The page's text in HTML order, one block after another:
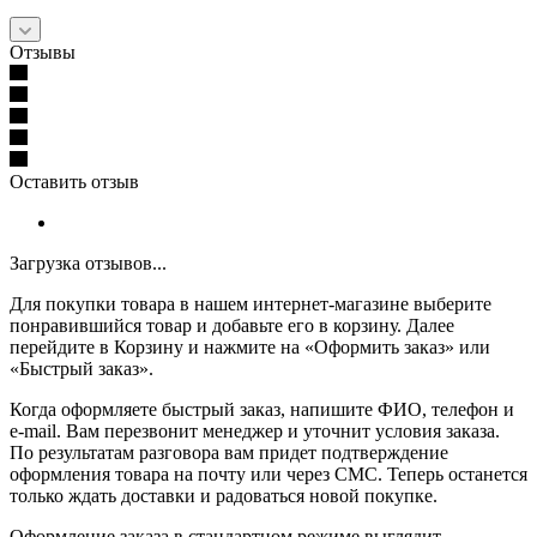
Отзывы
Оставить отзыв
Загрузка отзывов...
Для покупки товара в нашем интернет-магазине выберите
понравившийся товар и добавьте его в корзину. Далее
перейдите в Корзину и нажмите на «Оформить заказ» или
«Быстрый заказ».
Когда оформляете быстрый заказ, напишите ФИО, телефон и
e-mail. Вам перезвонит менеджер и уточнит условия заказа.
По результатам разговора вам придет подтверждение
оформления товара на почту или через СМС. Теперь останется
только ждать доставки и радоваться новой покупке.